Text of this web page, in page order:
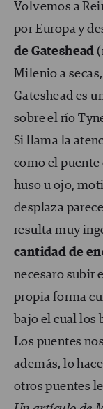
Volvemos a
por Europa y
de Gateshead
Milenio a
Gateshead es
sobre el río
Si llama la
como el puente
huso u ojo,
desplaza
resulta muy
cantidad de
necesaro subir
propia forma
bajo el cual los
Los puentes
además, lo
otros puentes